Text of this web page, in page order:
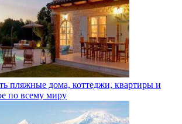
пляжные дома, коттеджи, квартиры и
по всему миру